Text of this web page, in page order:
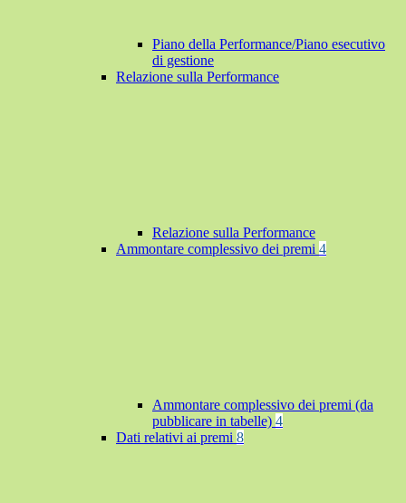
Piano della Performance/Piano esecutivo
di gestione
Relazione sulla Performance
Relazione sulla Performance
Ammontare complessivo dei premi 4
Ammontare complessivo dei premi (da
pubblicare in tabelle) 4
Dati relativi ai premi 8